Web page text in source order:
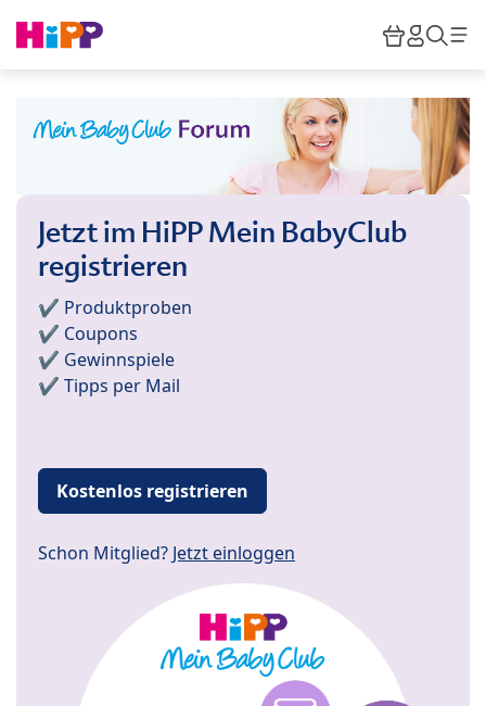
HiPP
Jetzt im HiPP Mein BabyClub
registrieren
✔️ Produktproben
✔️ Coupons
✔️ Gewinnspiele
✔️ Tipps per Mail
Kostenlos registrieren
Schon Mitglied? Jetzt einloggen